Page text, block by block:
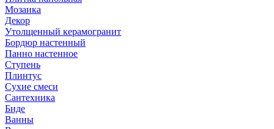
Мозаика
Декор
Утолщенный керамогранит
Бордюр настенный
Панно настенное
Ступень
Плинтус
Сухие смеси
Сантехника
Биде
Ванны